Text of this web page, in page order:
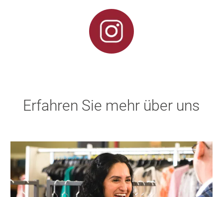
Erfahren Sie mehr über uns